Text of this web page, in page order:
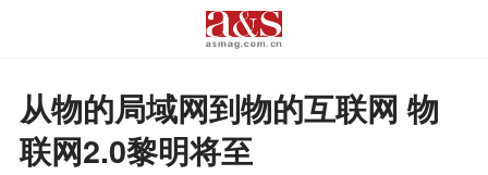
从物的局域网到物的互联网 物
联网2.0黎明将至